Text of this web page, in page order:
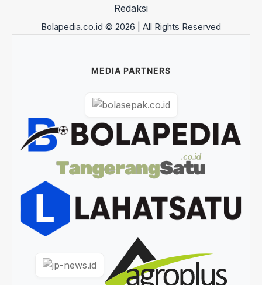
Redaksi
Bolapedia.co.id © 2026 | All Rights Reserved
MEDIA PARTNERS